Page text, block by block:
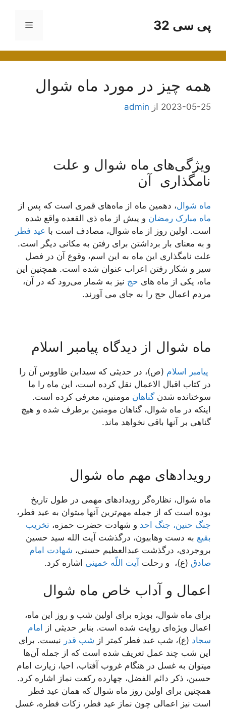
محتواپی سی 32 فهرست
همه چیز در مورد ماه شوال
2023-05-25 از admin
ویژگی‌های ماه شوال و علت
نامگذاری آن
ماه شوال، دهمین ماه از ماه‌های قمری است که پس از
ماه مبارک رمضان و پیش از ماه ذی القعده واقع شده
است. اولین روز از ماه شوال، مصادف است با عید فطر
و به معنای بار برداشتن برای رفتن به مکانی دیگر است.
علت نامگذاری این ماه به این اسم، وقوع آن در فصل
سیر و شکار رفتن اعراب عنوان شده است. همچنین این
ماه، یکی از ماه های حج نیز به شمار می‌رود که در آن،
مردم اعمال حج را به جای می آورند.
ماه شوال از دیدگاه پیامبر اسلام
پیامبر اسلام (ص)، در حدیثی که سیدابن طاووس آن را
در کتاب اقبال الاعمال نقل کرده است، این ماه را ما
سوختانده شدن گناهان مومنین، معرفی کرده است.
اینکه در ماه شوال، گناهان مومنین برطرف شده و هیچ
گناهی بر آنها باقی نخواهد ماند.
رویدادهای مهم ماه شوال
ماه شوال، نظاره‌گر رویدادهای مهمی در طول تاریخ
بوده است که از جمله مهم‌ترین آنها میتوان به عید فطر،
جنگ حنین، جنگ احد و شهادت حضرت حمزه، تخریب
بقیع به دست وهابیون، درگذشت آیت الله سید حسین
بروجردی، درگذشت عبدالعظیم حسنی، شهادت امام
صادق (ع)، و رحلت آیت اللّه خمینی اشاره کرد.
اعمال و آداب خاص ماه شوال
برای ماه شوال، بویژه برای اولین شب و روز این ماه،
اعمال ویژه‌ای روایت شده است. بنابر حدیثی از امام
سجاد (ع)، شب عید فطر کمتر از شب قدر نیست. برای
این شب چند عمل تعریف شده است که از جمله آن‌ها
میتوان به غسل در هنگام غروب آفتاب، احیا، زیارت امام
حسین، ذکر دائم الفضل، چهارده رکعت نماز اشاره کرد.
همچنین برای اولین روز ماه شوال که همان عید فطر
است نیز اعمالی چون نماز عید فطر، زکات فطره، غسل